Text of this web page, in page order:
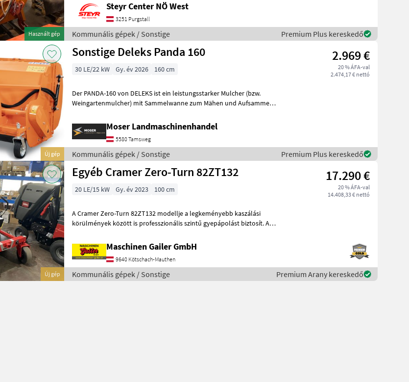
Használt gép
Steyr Center NÖ West
3251 Purgstall
Kommunális gépek / Sonstige Premium Plus kereskedő
Új gép
Sonstige Deleks Panda 160 2.969 €
20 % ÁFA-val
2.474,17 € nettó
30 LE/22 kW Gy. év 2026 160 cm
Der PANDA-160 von DELEKS ist ein leistungsstarker Mulcher (bzw.
Weingartenmulcher) mit Sammelwanne zum Mähen und Aufsammeln
Moser Landmaschinenhandel
5580 Tamsweg
Kommunális gépek / Sonstige Premium Plus kereskedő
Új gép
Egyéb Cramer Zero-Turn 82ZT132 17.290 €
20 % ÁFA-val
14.408,33 € nettó
20 LE/15 kW Gy. év 2023 100 cm
A Cramer Zero-Turn 82ZT132 modellje a legkeményebb kaszálási
körülmények között is professzionális szintű gyepápolást biztosít. A
Maschinen Gailer GmbH
9640 Kötschach-Mauthen
Kommunális gépek / Sonstige Premium Arany kereskedő